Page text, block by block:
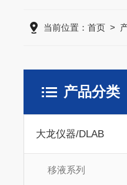
当前位置：首页 >
产品分类
大龙仪器/DLAB
移液系列